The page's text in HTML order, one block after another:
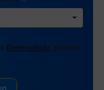
Datenschutz gelesen